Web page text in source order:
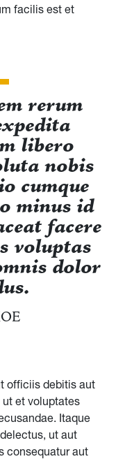
facilis est et
rerum
libero
nobis
cumque
minus id
facere
voluptas
dolor
officiis debitis aut
et voluptates
Itaque
ut aut
consequatur aut